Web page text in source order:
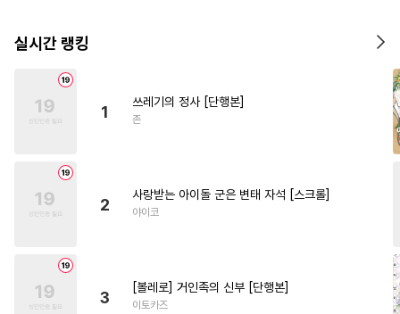
실시간 랭킹
1
쓰레기의 정사 [단행본]
존
2
사랑받는 아이돌 군은 변태 자석 [스크롤]
야이코
3
[볼레로] 거인족의 신부 [단행본]
이토카즈